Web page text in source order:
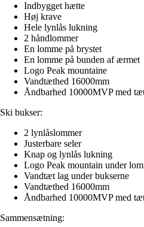
Indbygget hætte
Høj krave
Hele lynlås lukning
2 håndlommer
En lomme på brystet
En lomme på bunden af ærmet
Logo Peak mountaine
Vandtæthed 16000mm
Åndbarhed 10000MVP med
Ski bukser:
2 lynlåslommer
Justerbare seler
Knap og lynlås lukning
Logo Peak mountain under
Vandtæt lag under bukserne
Vandtæthed 16000mm
Åndbarhed 10000MVP med
Sammensætning: